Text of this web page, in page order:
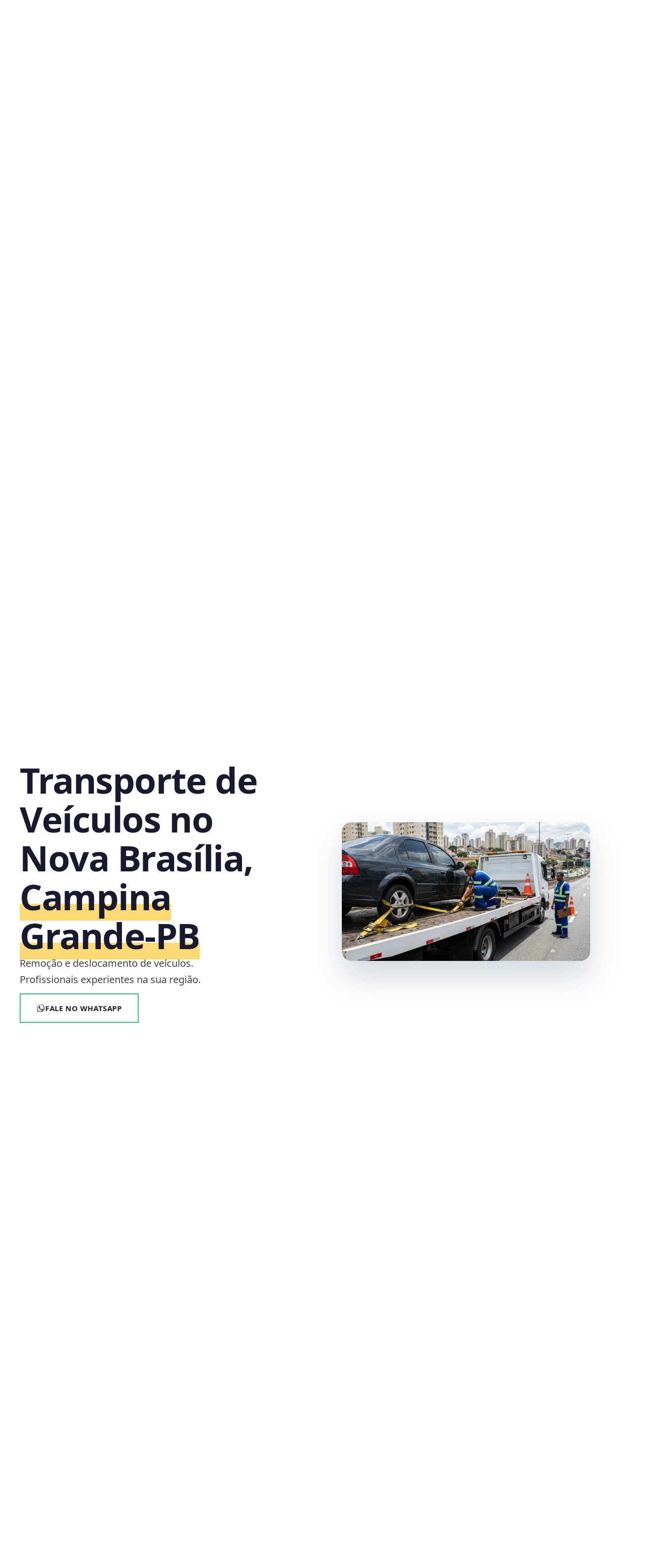
Transporte de
Veículos no
Nova Brasília,
Campina
Grande‑PB
Remoção e deslocamento de veículos.
Profissionais experientes na sua região.
FALE NO WHATSAPP